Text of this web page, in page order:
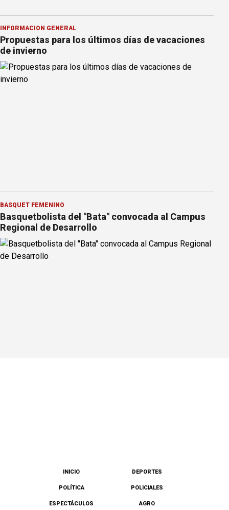
INFORMACION GENERAL
Propuestas para los últimos días de vacaciones
de invierno
BÁSQUET FEMENINO
Basquetbolista del "Bata" convocada al Campus
Regional de Desarrollo
INICIO DEPORTES
POLÍTICA POLICIALES
ESPECTÁCULOS AGRO